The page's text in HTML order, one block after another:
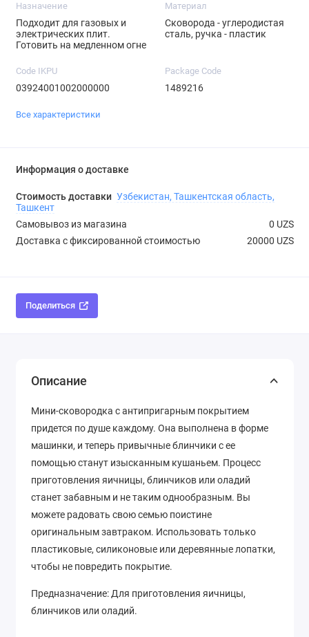
Назначение
Подходит для газовых и
электрических плит.
Готовить на медленном огне
Материал
Сковорода - углеродистая
сталь, ручка - пластик
Code IKPU
03924001002000000
Package Code
1489216
Все характеристики
Информация о доставке
Стоимость доставки Узбекистан, Ташкентская область,
Ташкент
Самовывоз из магазина
0 UZS
Доставка с фиксированной стоимостью
20000 UZS
Поделиться
Описание
Мини-сковородка с антипригарным покрытием
придется по душе каждому. Она выполнена в форме
машинки, и теперь привычные блинчики с ее
помощью станут изысканным кушаньем. Процесс
приготовления яичницы, блинчиков или оладий
станет забавным и не таким однообразным. Вы
можете радовать свою семью поистине
оригинальным завтраком. Использовать только
пластиковые, силиконовые или деревянные лопатки,
чтобы не повредить покрытие.
Предназначение: Для приготовления яичницы,
блинчиков или оладий.